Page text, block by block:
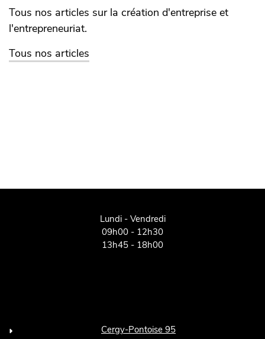
Tous nos articles sur la création d'entreprise et
l'entrepreneuriat.
Tous nos articles
Lundi - Vendredi
09h00 - 12h30
13h45 - 18h00
Cergy-Pontoise 95